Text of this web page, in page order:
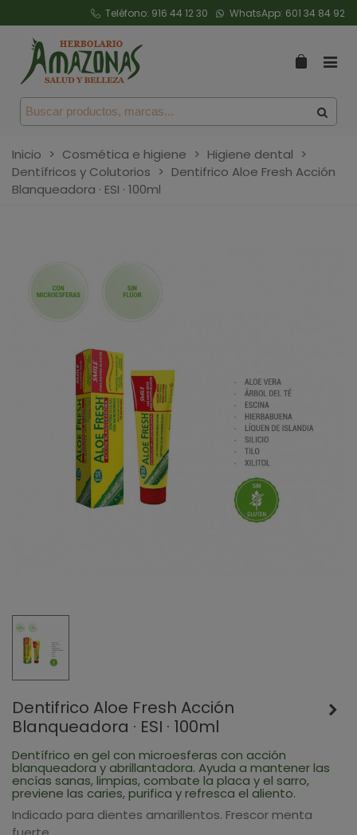
Teléfono: 916 44 12 30 WhatsApp: 601 34 84 92
Inicio > Cosmética e higiene > Higiene dental >
Dentífricos y Colutorios > Dentifrico Aloe Fresh Acción
Blanqueadora · ESI · 100ml
Dentifrico Aloe Fresh Acción
Blanqueadora · ESI · 100ml
Dentífrico en gel con microesferas con acción
blanqueadora y abrillantadora. Ayuda a mantener las
encías sanas, limpias, combate la placa y el sarro,
previene las caries, purifica y refresca el aliento.
Indicado para dientes amarillentos. Frescor menta